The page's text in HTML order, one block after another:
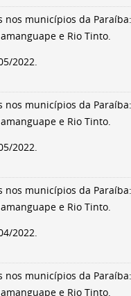
nos municípios da Paraíba:
e Rio Tinto.
2022.
nos municípios da Paraíba:
e Rio Tinto.
2022.
nos municípios da Paraíba:
e Rio Tinto.
2022.
nos municípios da Paraíba:
e Rio Tinto.